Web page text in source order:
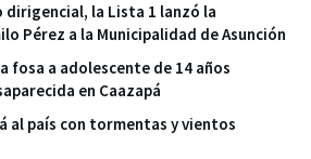
dirigencial, la Lista 1 lanzó la
Pérez a la Municipalidad de Asunción
fosa a adolescente de 14 años
en Caazapá
al país con tormentas y vientos